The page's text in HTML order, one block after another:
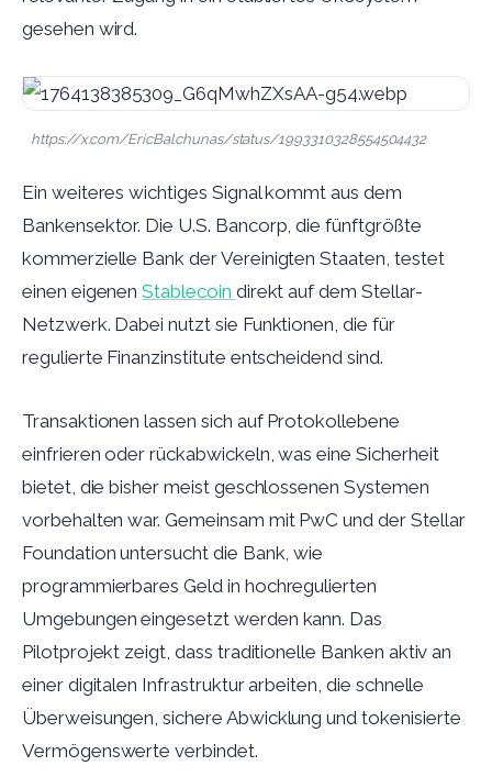
gesehen wird.
https://x.com/EricBalchunas/status/1993310328554504432
Ein weiteres wichtiges Signal kommt aus dem
Bankensektor. Die U.S. Bancorp, die fünftgrößte
kommerzielle Bank der Vereinigten Staaten, testet
einen eigenenStablecoin direkt auf dem Stellar-
Netzwerk. Dabei nutzt sie Funktionen, die für
regulierte Finanzinstitute entscheidend sind.
Transaktionen lassen sich auf Protokollebene
einfrieren oder rückabwickeln, was eine Sicherheit
bietet, die bisher meist geschlossenen Systemen
vorbehalten war. Gemeinsam mit PwC und der Stellar
Foundation untersucht die Bank, wie
programmierbares Geld in hochregulierten
Umgebungen eingesetzt werden kann. Das
Pilotprojekt zeigt, dass traditionelle Banken aktiv an
einer digitalen Infrastruktur arbeiten, die schnelle
Überweisungen, sichere Abwicklung und tokenisierte
Vermögenswerte verbindet.